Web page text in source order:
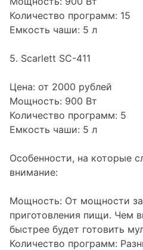
Количество программ: 15
Емкость чаши: 5 л
5. Scarlett SC-411
Цена: от 2000 рублей
Мощность: 900 Вт
Количество программ: 5
Емкость чаши: 5 л
Особенности, на которые
внимание:
Мощность: От мощности
приготовления пищи. Чем
быстрее будет готовить
Количество программ: